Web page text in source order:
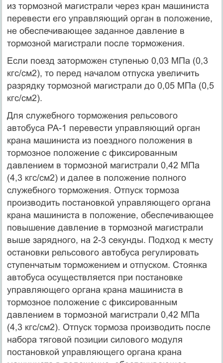
из тормозной магистрали через кран машиниста
перевести его управляющий орган в положение,
не обеспечивающее заданное давление в
тормозной магистрали после торможения.
Если поезд заторможен ступенью 0,03 МПа (0,3
кгс/см2), то перед началом отпуска увеличить
разрядку тормозной магистрали до 0,05 МПа (0,5
кгс/см2).
Для служебного торможения рельсового
автобуса РА-1 перевести управляющий орган
крана машиниста из поездного положения в
тормозное положение с фиксированным
давлением в тормозной магистрали 0,42 МПа
(4,3 кгс/см2) и далее в положение полного
служебного торможения. Отпуск тормоза
производить постановкой управляющего органа
крана машиниста в положение, обеспечивающее
повышение давление в тормозной магистрали
выше зарядного, на 2-3 секунды. Подход к месту
остановки рельсового автобуса регулировать
ступенчатым торможением и отпуском. Стоянка
автобуса осуществляется при постановке
управляющего органа крана машиниста в
тормозное положение с фиксированным
давлением в тормозной магистрали 0,42 МПа
(4,3 кгс/см2). Отпуск тормоза производить после
набора тяговой позиции силового модуля
постановкой управляющего органа крана